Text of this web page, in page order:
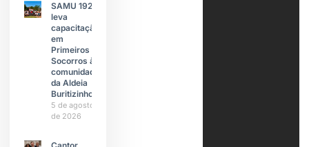
SAMU 192
leva
capacitação
em
Primeiros
Socorros à
comunidade
da Aldeia
Buritizinho
5 de agosto
de 2026